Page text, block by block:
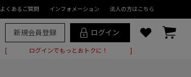
よくあるご質問 インフォメーション 法人の方はこちら
新規会員登録 ログイン
ログインでもっとおトクに！